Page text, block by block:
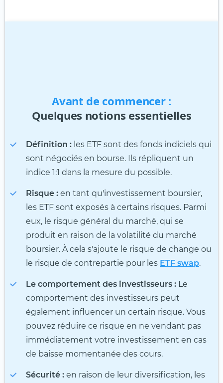
Avant de commencer :
Quelques notions essentielles
Définition : les ETF sont des fonds indiciels qui
sont négociés en bourse. Ils répliquent un
indice 1:1 dans la mesure du possible.
Risque : en tant qu'investissement boursier,
les ETF sont exposés à certains risques. Parmi
eux, le risque général du marché, qui se
produit en raison de la volatilité du marché
boursier. À cela s'ajoute le risque de change ou
le risque de contrepartie pour les ETF swap.
Le comportement des investisseurs : Le
comportement des investisseurs peut
également influencer un certain risque. Vous
pouvez réduire ce risque en ne vendant pas
immédiatement votre investissement en cas
de baisse momentanée des cours.
Sécurité : en raison de leur diversification, les